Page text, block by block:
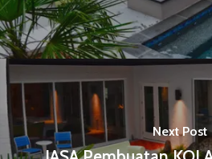
Next Post